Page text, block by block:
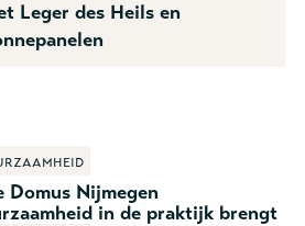
Leger des Heils en
Domus Nijmegen
in de praktijk brengt